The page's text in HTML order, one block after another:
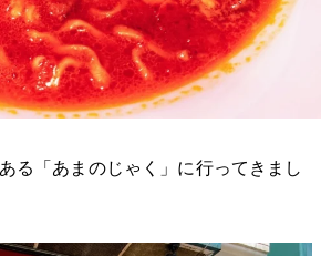
る「あまのじゃく」に行ってきまし